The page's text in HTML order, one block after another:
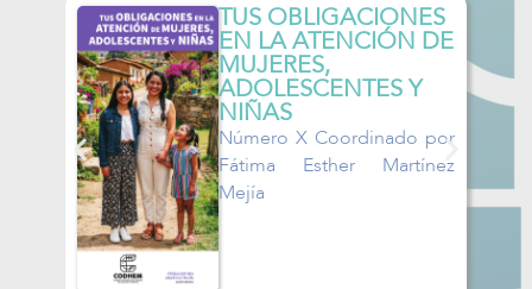
TUS OBLIGACIONES
EN LA ATENCIÓN DE
MUJERES,
ADOLESCENTES Y
NIÑAS
Número X Coordinado por
Fátima Esther Martínez
Mejía